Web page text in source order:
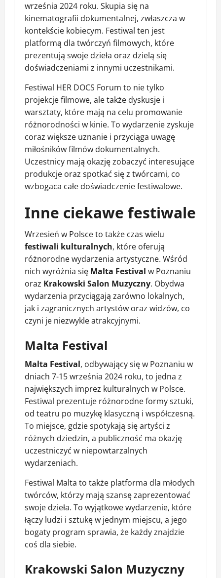
września 2024 roku. Skupia się na
kinematografii dokumentalnej, zwłaszcza w
kontekście kobiecym. Festiwal ten jest
platformą dla twórczyń filmowych, które
prezentują swoje dzieła oraz dzielą się
doświadczeniami z innymi uczestnikami.
Festiwal HER DOCS Forum to nie tylko
projekcje filmowe, ale także dyskusje i
warsztaty, które mają na celu promowanie
różnorodności w kinie. To wydarzenie zyskuje
coraz większe uznanie i przyciąga uwagę
miłośników filmów dokumentalnych.
Uczestnicy mają okazję zobaczyć interesujące
produkcje oraz spotkać się z twórcami, co
wzbogaca całe doświadczenie festiwalowe.
Inne ciekawe festiwale
Wrzesień w Polsce to także czas wielu
festiwali kulturalnych, które oferują
różnorodne wydarzenia artystyczne. Wśród
nich wyróżnia się Malta Festival w Poznaniu
oraz Krakowski Salon Muzyczny. Obydwa
wydarzenia przyciągają zarówno lokalnych,
jak i zagranicznych artystów oraz widzów, co
czyni je niezwykle atrakcyjnymi.
Malta Festival
Malta Festival, odbywający się w Poznaniu w
dniach 7-15 września 2024 roku, to jedna z
największych imprez kulturalnych w Polsce.
Festiwal prezentuje różnorodne formy sztuki,
od teatru po muzykę klasyczną i współczesną.
To miejsce, gdzie spotykają się artyści z
różnych dziedzin, a publiczność ma okazję
uczestniczyć w niepowtarzalnych
wydarzeniach.
Festiwal Malta to także platforma dla młodych
twórców, którzy mają szansę zaprezentować
swoje dzieła. To wyjątkowe wydarzenie, które
łączy ludzi i sztukę w jednym miejscu, a jego
bogaty program sprawia, że każdy znajdzie
coś dla siebie.
Krakowski Salon Muzyczny